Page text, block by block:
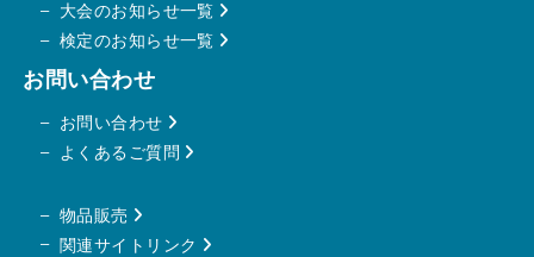
大会のお知らせ一覧
検定のお知らせ一覧
お問い合わせ
お問い合わせ
よくあるご質問
物品販売
関連サイトリンク